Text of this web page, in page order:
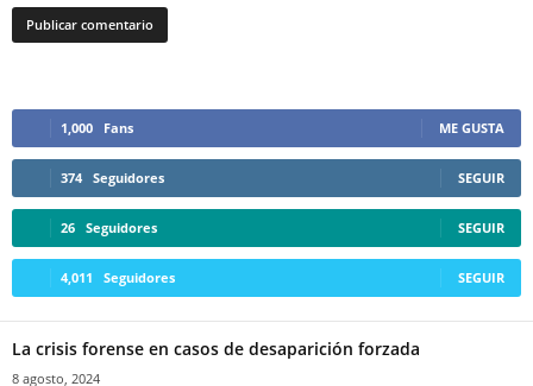
1,000 Fans ME GUSTA
374 Seguidores SEGUIR
26 Seguidores SEGUIR
4,011 Seguidores SEGUIR
La crisis forense en casos de desaparición forzada
8 agosto, 2024